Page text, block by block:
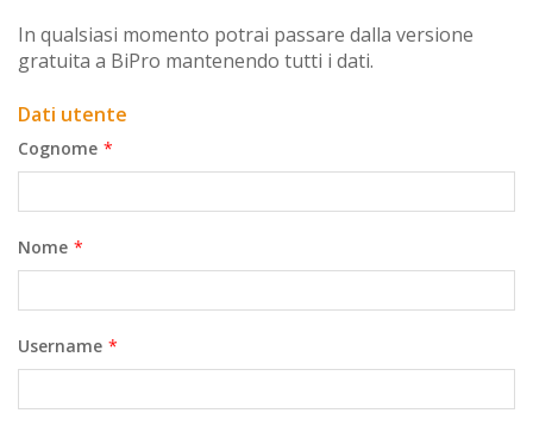
In qualsiasi momento potrai passare dalla versione
gratuita a BiPro mantenendo tutti i dati.
Dati utente
Cognome *
Nome *
Username *